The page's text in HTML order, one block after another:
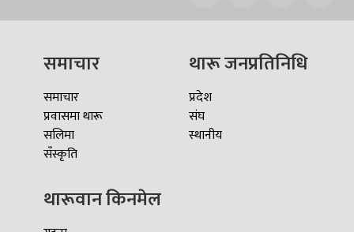
समाचार
समाचार
प्रवासमा थारू
सलिमा
सँस्कृति
थारू जनप्रतिनिधि
प्रदेश
संघ
स्थानीय
थारूवान किनमेल